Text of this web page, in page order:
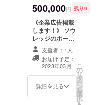
ありがとうござ
います！ リター
ン内容 ①1年後
メールでの #わ
たしたちの緊急
避妊薬 に関する
活動報告(処方人
数や連携団体か
らの報告など) ②
ウレッジのメー
ルでの活動報告
500,000円 残り9
《企業広告掲載
します！》 ソウ
レッジのホーム
ページに企業名
を掲載します。
また、ソウレッ
ジの活動報告お
よび性知識をま
とめた本を若者
支援者：1人
お届け予定：
2023年03月
詳細を見る
こ
の
リ
タ
ー
ン
を
選
択
す